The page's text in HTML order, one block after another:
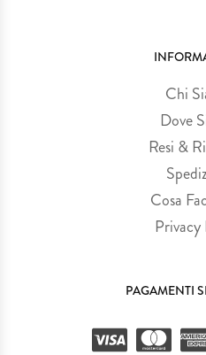
Chi
Dove
Resi &
Cosa
Privacy
PAGAMENTI